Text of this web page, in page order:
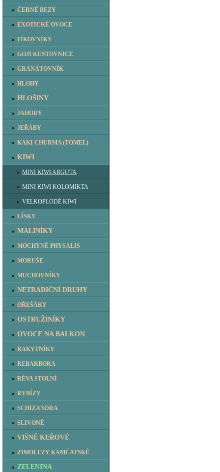
ČERNÉ BEZY
EXOTICKÉ OVOCE
FÍKOVNÍKY
GOJI KUSTOVNICE
GRANÁTOVNÍK
HLOHY
HLOŠINY
JAHODY
JEŘÁBY
KAKI CHURMA (TOMEL)
KIWI
MINI KIWI ARGUTA
MINI KIWI KOLOMIKTA
VELKOPLODÉ KIWI
LÍSKY
MALINÍKY
MOCHYNĚ PHYSALIS
MORUŠE
MUCHOVNÍKY
NETRADIČNÍ DRUHY
OŘEŠÁKY
OSTRUŽINÍKY
OVOCE NA BALKON
RAKYTNÍKY
REBARBORA
RÉVA STOLNÍ
RYBÍZY
SCHIZANDRA
SLIVONĚ
VIŠNĚ KEŘOVÉ
ZIMOLEZY KAMČATSKÉ
ZELENINA